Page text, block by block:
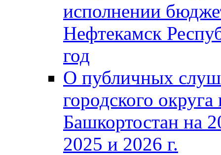
исполнении
Нефтекамск
год
О публичных
городского
Башкортостан на
2025 и 2026 г.